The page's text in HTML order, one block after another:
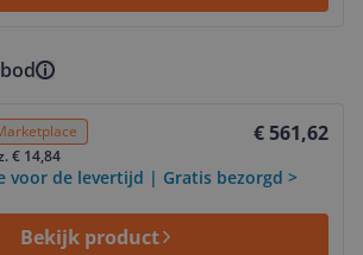
€ 561,62
€ 14,84
voor de levertijd | Gratis bezorgd >
Bekijk product